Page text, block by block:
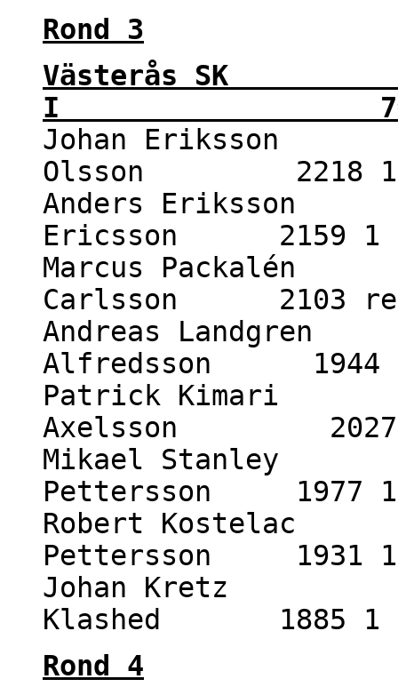
Rond 3
Västerås SK
I 7½ -
Johan Eriksson
Olsson 2218 1
Anders Eriksson
Ericsson 2159 1
Marcus Packalén
Carlsson 2103
Andreas Landgren
Alfredsson 1944
Patrick Kimari
Axelsson 2027
Mikael Stanley
Pettersson 1977
Robert Kostelac
Pettersson 1931
Johan Kretz
Klashed 1885 1
Rond 4